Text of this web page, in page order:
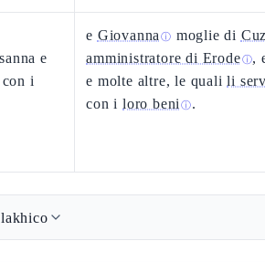
e
i
e Giovanna ⓘ moglie di
amministratore di Erodeⓘ,
e molte altre, le qualili
con iloro beni ⓘ.